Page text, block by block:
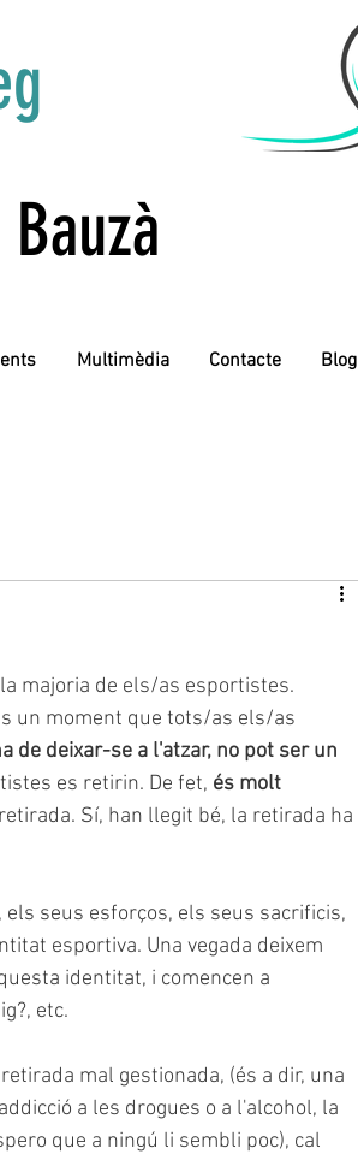
Multimèdia Contacte Blog
majoria de els/as esportistes.
un moment que tots/as els/as
de deixar-se a l'atzar, no pot ser un
es retirin. De fet, és molt
Sí, han llegit bé, la retirada ha
seus esforços, els seus sacrificis,
esportiva. Una vegada deixem
identitat, i comencen a
etc.
mal gestionada, (és a dir, una
a les drogues o a l'alcohol, la
que a ningú li sembli poc), cal